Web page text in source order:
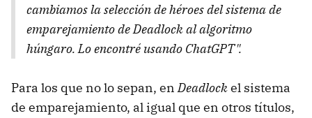
cambiamos la selección de héroes del sistema de
emparejamiento de Deadlock al algoritmo
húngaro. Lo encontré usando ChatGPT".
Para los que no lo sepan, en Deadlockel sistema
de emparejamiento, al igual que en otros títulos,